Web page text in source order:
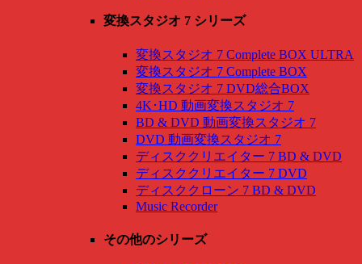
変換スタジオ 7 シリーズ
変換スタジオ 7 Complete BOX ULTRA
変換スタジオ 7 Complete BOX
変換スタジオ 7 DVD総合BOX
4K･HD 動画変換スタジオ 7
BD & DVD 動画変換スタジオ 7
DVD 動画変換スタジオ 7
ディスククリエイター 7 BD & DVD
ディスククリエイター 7 DVD
ディスククローン 7 BD & DVD
Music Recorder
その他のシリーズ